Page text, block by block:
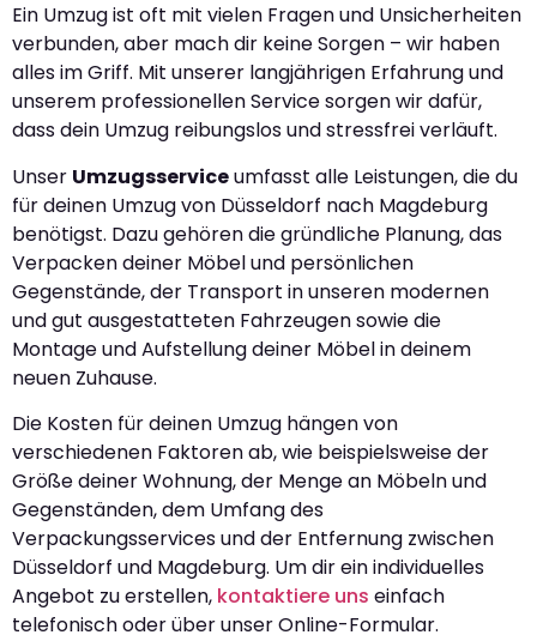
Ein Umzug ist oft mit vielen Fragen und Unsicherheiten
verbunden, aber mach dir keine Sorgen – wir haben
alles im Griff. Mit unserer langjährigen Erfahrung und
unserem professionellen Service sorgen wir dafür,
dass dein Umzug reibungslos und stressfrei verläuft.
Unser Umzugsserviceumfasst alle Leistungen, die du
für deinen Umzug von Düsseldorf nach Magdeburg
benötigst. Dazu gehören die gründliche Planung, das
Verpacken deiner Möbel und persönlichen
Gegenstände, der Transport in unseren modernen
und gut ausgestatteten Fahrzeugen sowie die
Montage und Aufstellung deiner Möbel in deinem
neuen Zuhause.
Die Kosten für deinen Umzug hängen von
verschiedenen Faktoren ab, wie beispielsweise der
Größe deiner Wohnung, der Menge an Möbeln und
Gegenständen, dem Umfang des
Verpackungsservices und der Entfernung zwischen
Düsseldorf und Magdeburg. Um dir ein individuelles
Angebot zu erstellen, kontaktiere uns einfach
telefonisch oder über unser Online-Formular.